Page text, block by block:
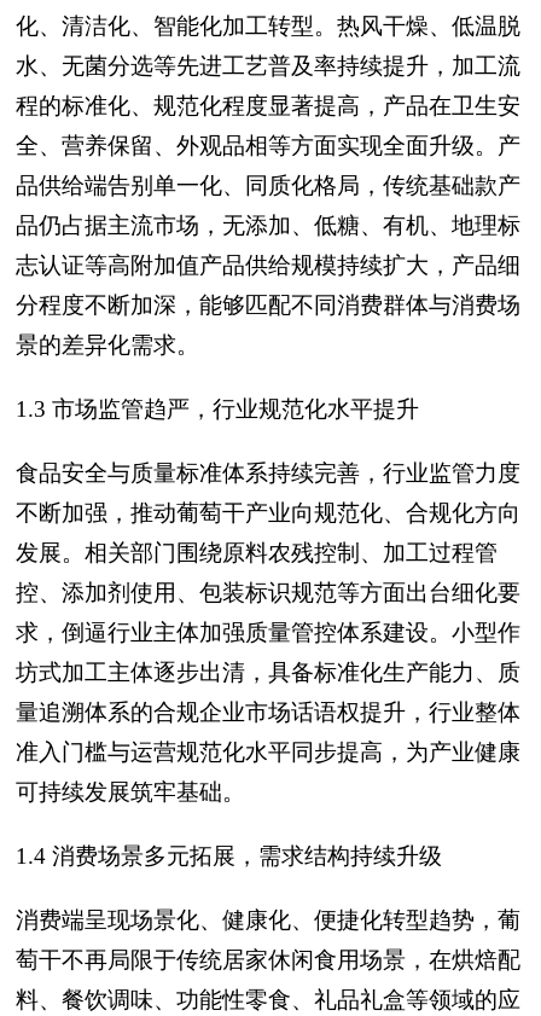
化、清洁化、智能化加工转型。热风干燥、低温脱
水、无菌分选等先进工艺普及率持续提升，加工流
程的标准化、规范化程度显著提高，产品在卫生安
全、营养保留、外观品相等方面实现全面升级。产
品供给端告别单一化、同质化格局，传统基础款产
品仍占据主流市场，无添加、低糖、有机、地理标
志认证等高附加值产品供给规模持续扩大，产品细
分程度不断加深，能够匹配不同消费群体与消费场
景的差异化需求。
1.3 市场监管趋严，行业规范化水平提升
食品安全与质量标准体系持续完善，行业监管力度
不断加强，推动葡萄干产业向规范化、合规化方向
发展。相关部门围绕原料农残控制、加工过程管
控、添加剂使用、包装标识规范等方面出台细化要
求，倒逼行业主体加强质量管控体系建设。小型作
坊式加工主体逐步出清，具备标准化生产能力、质
量追溯体系的合规企业市场话语权提升，行业整体
准入门槛与运营规范化水平同步提高，为产业健康
可持续发展筑牢基础。
1.4 消费场景多元拓展，需求结构持续升级
消费端呈现场景化、健康化、便捷化转型趋势，葡
萄干不再局限于传统居家休闲食用场景，在烘焙配
料、餐饮调味、功能性零食、礼品礼盒等领域的应